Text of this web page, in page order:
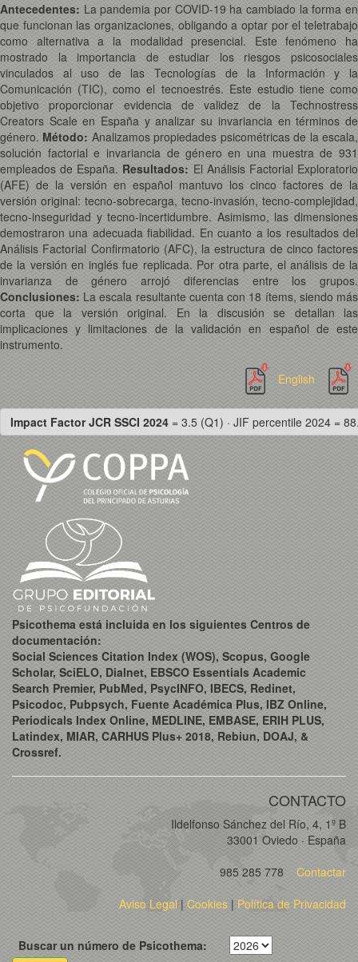
Antecedentes: La pandemia por COVID-19 ha cambiado la forma en
que funcionan las organizaciones, obligando a optar por el teletrabajo
como alternativa a la modalidad presencial. Este fenómeno ha
mostrado la importancia de estudiar los riesgos psicosociales
vinculados al uso de las Tecnologías de la Información y la
Comunicación (TIC), como el tecnoestrés. Este estudio tiene como
objetivo proporcionar evidencia de validez de la Technostress
Creators Scale en España y analizar su invariancia en términos de
género.Método: Analizamos propiedades psicométricas de la escala,
solución factorial e invariancia de género en una muestra de 931
empleados de España. Resultados: El Análisis Factorial Exploratorio
(AFE) de la versión en español mantuvo los cinco factores de la
versión original: tecno-sobrecarga, tecno-invasión, tecno-complejidad,
tecno-inseguridad y tecno-incertidumbre. Asimismo, las dimensiones
demostraron una adecuada fiabilidad. En cuanto a los resultados del
Análisis Factorial Confirmatorio (AFC), la estructura de cinco factores
de la versión en inglés fue replicada. Por otra parte, el análisis de la
invarianza de género arrojó diferencias entre los grupos.
Conclusiones: La escala resultante cuenta con 18 ítems, siendo más
corta que la versión original. En la discusión se detallan las
implicaciones y limitaciones de la validación en español de este
instrumento.
English
Impact Factor JCR SSCI 2024 = 3.5 (Q1) · JIF percentile 2024 =
Psicothema está incluida en los siguientes Centros de
documentación:
Social Sciences Citation Index (WOS), Scopus, Google
Scholar, SciELO, Dialnet, EBSCO Essentials Academic
Search Premier, PubMed, PsycINFO, IBECS, Redinet,
Psicodoc, Pubpsych, Fuente Académica Plus, IBZ Online,
Periodicals Index Online, MEDLINE, EMBASE, ERIH PLUS,
Latindex, MIAR, CARHUS Plus+ 2018, Rebiun, DOAJ, &
Crossref.
CONTACTO
Ildelfonso Sánchez del Río, 4, 1º B
33001 Oviedo · España
985 285 778
Contactar
Aviso Legal| Cookies | Política de Privacidad
Buscar un número de Psicothema: